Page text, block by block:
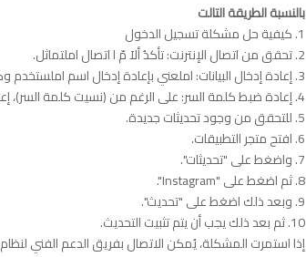
بالنسبةالطريقة التالت
1. كيفية حل مشكلة تسجيل الدخول
2. تحقق من اتصال الإنترنت: تأكدُ ألاَ مّ ا اتصال املتماثل.
3. إعادة إدخال البيانات: املعني بإعادة إدخال اسم املستخدم وكلمة السر.
4. إعادة ضبط كلمة السر: على الرغم من (نسيت كلمة السر)، إعادة ضبطها للحصول عليها.
5. للتحقق من وجود تحديثات جديدة.
6. افتح متجر التطبيقات.
7. واضغط على "تحديثات".
8. ثم اضغط على "Instagram".
9. وبعد ذلك اضغط على "تحديث".
10. ثم بعد ذلك يجب أن يتم تثبيت التحديث.
إذا استمرت المشكلة، يُمكن الاتصال بفريق الدعم الفني لنظام Instagram.